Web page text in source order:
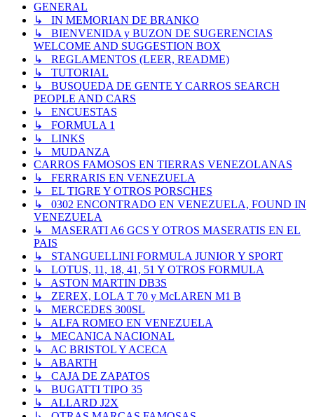
GENERAL
↳ IN MEMORIAN DE BRANKO
↳ BIENVENIDA y BUZON DE SUGERENCIAS
WELCOME AND SUGGESTION BOX
↳ REGLAMENTOS (LEER, README)
↳ TUTORIAL
↳ BUSQUEDA DE GENTE Y CARROS SEARCH
PEOPLE AND CARS
↳ ENCUESTAS
↳ FORMULA 1
↳ LINKS
↳ MUDANZA
CARROS FAMOSOS EN TIERRAS VENEZOLANAS
↳ FERRARIS EN VENEZUELA
↳ EL TIGRE Y OTROS PORSCHES
↳ 0302 ENCONTRADO EN VENEZUELA, FOUND IN
VENEZUELA
↳ MASERATI A6 GCS Y OTROS MASERATIS EN EL
PAIS
↳ STANGUELLINI FORMULA JUNIOR Y SPORT
↳ LOTUS, 11, 18, 41, 51 Y OTROS FORMULA
↳ ASTON MARTIN DB3S
↳ ZEREX, LOLA T 70 y McLAREN M1 B
↳ MERCEDES 300SL
↳ ALFA ROMEO EN VENEZUELA
↳ MECANICA NACIONAL
↳ AC BRISTOL Y ACECA
↳ ABARTH
↳ CAJA DE ZAPATOS
↳ BUGATTI TIPO 35
↳ ALLARD J2X